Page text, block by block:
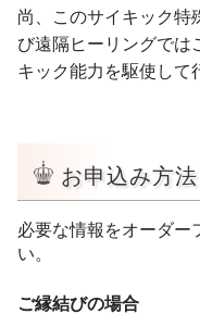
尚、このサイキック特
び遠隔ヒーリングでは
キック能力を駆使して
お申込み方法
必要な情報をオーダー
い。
ご縁結びの場合